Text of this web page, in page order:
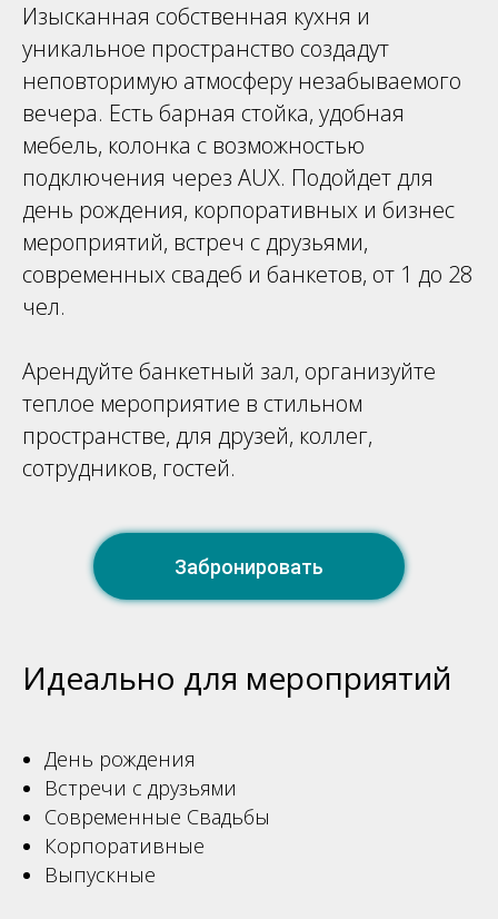
Изысканная собственная кухня и
уникальное пространство создадут
неповторимую атмосферу незабываемого
вечера. Есть барная стойка, удобная
мебель, колонка с возможностью
подключения через AUX. Подойдет для
день рождения, корпоративных и бизнес
мероприятий, встреч с друзьями,
современных свадеб и банкетов, от 1 до 28
чел.
Арендуйте банкетный зал, организуйте
теплое мероприятие в стильном
пространстве, для друзей, коллег,
сотрудников, гостей.
Забронировать
Идеально для мероприятий
День рождения
Встречи с друзьями
Современные Свадьбы
Корпоративные
Выпускные